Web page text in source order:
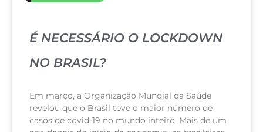
É NECESSÁRIO O LOCKDOWN
NO BRASIL?
Em março, a Organização Mundial da Saúde
revelou que o Brasil teve o maior número de
casos de covid-19 no mundo inteiro. Mais de um